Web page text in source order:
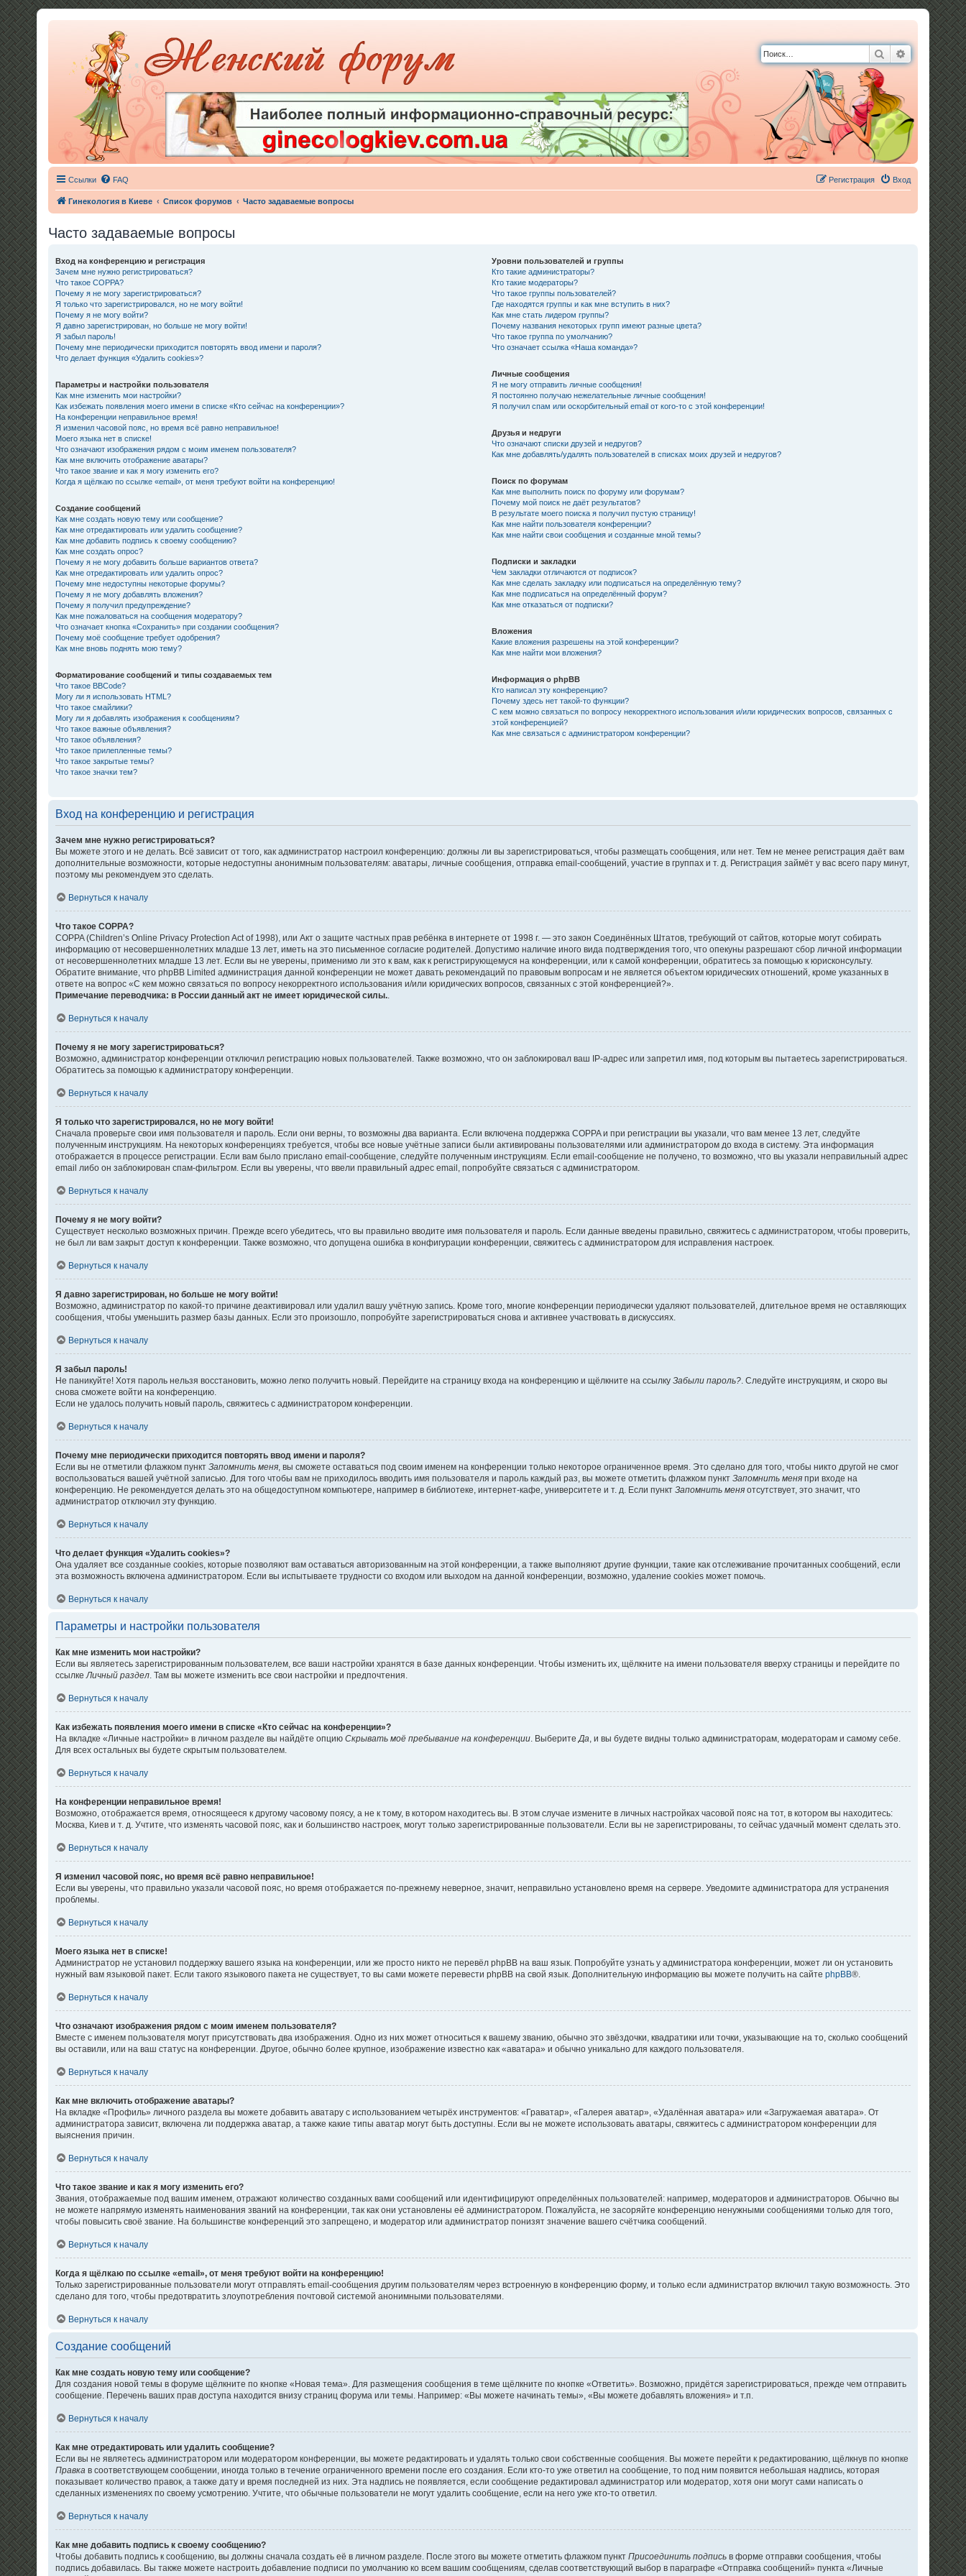
Поиск
Ссылки FAQ Вход
Регистрация
Гинекология в Киеве Список форумов Часто задаваемые вопросы
Часто задаваемые вопросы
Вход на конференцию и регистрация
Зачем мне нужно регистрироваться?
Что такое COPPA?
Почему я не могу зарегистрироваться?
Я только что зарегистрировался, но не могу войти!
Почему я не могу войти?
Я давно зарегистрирован, но больше не могу войти!
Я забыл пароль!
Почему мне периодически приходится повторять ввод имени и пароля?
Что делает функция «Удалить cookies»?
Параметры и настройки пользователя
Как мне изменить мои настройки?
Как избежать появления моего имени в списке «Кто сейчас на конференции»?
На конференции неправильное время!
Я изменил часовой пояс, но время всё равно неправильное!
Моего языка нет в списке!
Что означают изображения рядом с моим именем пользователя?
Как мне включить отображение аватары?
Что такое звание и как я могу изменить его?
Когда я щёлкаю по ссылке «email», от меня требуют войти на конференцию!
Создание сообщений
Как мне создать новую тему или сообщение?
Как мне отредактировать или удалить сообщение?
Как мне добавить подпись к своему сообщению?
Как мне создать опрос?
Почему я не могу добавить больше вариантов ответа?
Как мне отредактировать или удалить опрос?
Почему мне недоступны некоторые форумы?
Почему я не могу добавлять вложения?
Почему я получил предупреждение?
Как мне пожаловаться на сообщения модератору?
Что означает кнопка «Сохранить» при создании сообщения?
Почему моё сообщение требует одобрения?
Как мне вновь поднять мою тему?
Форматирование сообщений и типы создаваемых тем
Что такое BBCode?
Могу ли я использовать HTML?
Что такое смайлики?
Могу ли я добавлять изображения к сообщениям?
Что такое важные объявления?
Что такое объявления?
Что такое прилепленные темы?
Что такое закрытые темы?
Что такое значки тем?
Уровни пользователей и группы
Кто такие администраторы?
Кто такие модераторы?
Что такое группы пользователей?
Где находятся группы и как мне вступить в них?
Как мне стать лидером группы?
Почему названия некоторых групп имеют разные цвета?
Что такое группа по умолчанию?
Что означает ссылка «Наша команда»?
Личные сообщения
Я не могу отправить личные сообщения!
Я постоянно получаю нежелательные личные сообщения!
Я получил спам или оскорбительный email от кого-то с этой конференции!
Друзья и недруги
Что означают списки друзей и недругов?
Как мне добавлять/удалять пользователей в списках моих друзей и недругов?
Поиск по форумам
Как мне выполнить поиск по форуму или форумам?
Почему мой поиск не даёт результатов?
В результате моего поиска я получил пустую страницу!
Как мне найти пользователя конференции?
Как мне найти свои сообщения и созданные мной темы?
Подписки и закладки
Чем закладки отличаются от подписок?
Как мне сделать закладку или подписаться на определённую тему?
Как мне подписаться на определённый форум?
Как мне отказаться от подписки?
Вложения
Какие вложения разрешены на этой конференции?
Как мне найти мои вложения?
Информация о phpBB
Кто написал эту конференцию?
Почему здесь нет такой-то функции?
С кем можно связаться по вопросу некорректного использования и/или юридических вопросов, связанных с
этой конференцией?
Как мне связаться с администратором конференции?
Вход на конференцию и регистрация
Зачем мне нужно регистрироваться?
Вы можете этого и не делать. Всё зависит от того, как администратор настроил конференцию: должны ли вы зарегистрироваться, чтобы размещать сообщения, или нет. Тем не менее регистрация даёт вам
дополнительные возможности, которые недоступны анонимным пользователям: аватары, личные сообщения, отправка email-сообщений, участие в группах и т. д. Регистрация займёт у вас всего пару минут,
поэтому мы рекомендуем это сделать.
Вернуться к началу
Что такое COPPA?
COPPA (Children’s Online Privacy Protection Act of 1998), или Акт о защите частных прав ребёнка в интернете от 1998 г. — это закон Соединённых Штатов, требующий от сайтов, которые могут собирать
информацию от несовершеннолетних младше 13 лет, иметь на это письменное согласие родителей. Допустимо наличие иного вида подтверждения того, что опекуны разрешают сбор личной информации
от несовершеннолетних младше 13 лет. Если вы не уверены, применимо ли это к вам, как к регистрирующемуся на конференции, или к самой конференции, обратитесь за помощью к юрисконсульту.
Обратите внимание, что phpBB Limited администрация данной конференции не может давать рекомендаций по правовым вопросам и не является объектом юридических отношений, кроме указанных в
ответе на вопрос «С кем можно связаться по вопросу некорректного использования и/или юридических вопросов, связанных с этой конференцией?».
Примечание переводчика: в России данный акт не имеет юридической силы..
Вернуться к началу
Почему я не могу зарегистрироваться?
Возможно, администратор конференции отключил регистрацию новых пользователей. Также возможно, что он заблокировал ваш IP-адрес или запретил имя, под которым вы пытаетесь зарегистрироваться.
Обратитесь за помощью к администратору конференции.
Вернуться к началу
Я только что зарегистрировался, но не могу войти!
Сначала проверьте свои имя пользователя и пароль. Если они верны, то возможны два варианта. Если включена поддержка COPPA и при регистрации вы указали, что вам менее 13 лет, следуйте
полученным инструкциям. На некоторых конференциях требуется, чтобы все новые учётные записи были активированы пользователями или администратором до входа в систему. Эта информация
отображается в процессе регистрации. Если вам было прислано email-сообщение, следуйте полученным инструкциям. Если email-сообщение не получено, то возможно, что вы указали неправильный адрес
email либо он заблокирован спам-фильтром. Если вы уверены, что ввели правильный адрес email, попробуйте связаться с администратором.
Вернуться к началу
Почему я не могу войти?
Существует несколько возможных причин. Прежде всего убедитесь, что вы правильно вводите имя пользователя и пароль. Если данные введены правильно, свяжитесь с администратором, чтобы проверить,
не был ли вам закрыт доступ к конференции. Также возможно, что допущена ошибка в конфигурации конференции, свяжитесь с администратором для исправления настроек.
Вернуться к началу
Я давно зарегистрирован, но больше не могу войти!
Возможно, администратор по какой-то причине деактивировал или удалил вашу учётную запись. Кроме того, многие конференции периодически удаляют пользователей, длительное время не оставляющих
сообщения, чтобы уменьшить размер базы данных. Если это произошло, попробуйте зарегистрироваться снова и активнее участвовать в дискуссиях.
Вернуться к началу
Я забыл пароль!
Не паникуйте! Хотя пароль нельзя восстановить, можно легко получить новый. Перейдите на страницу входа на конференцию и щёлкните на ссылкуЗабыли пароль?. Следуйте инструкциям, и скоро вы
снова сможете войти на конференцию.
Если не удалось получить новый пароль, свяжитесь с администратором конференции.
Вернуться к началу
Почему мне периодически приходится повторять ввод имени и пароля?
Если вы не отметили флажком пунктЗапомнить меня, вы сможете оставаться под своим именем на конференции только некоторое ограниченное время. Это сделано для того, чтобы никто другой не смог
воспользоваться вашей учётной записью. Для того чтобы вам не приходилось вводить имя пользователя и пароль каждый раз, вы можете отметить флажком пунктЗапомнить меня при входе на
конференцию. Не рекомендуется делать это на общедоступном компьютере, например в библиотеке, интернет-кафе, университете и т. д. Если пунктЗапомнить меня отсутствует, это значит, что
администратор отключил эту функцию.
Вернуться к началу
Что делает функция «Удалить cookies»?
Она удаляет все созданные cookies, которые позволяют вам оставаться авторизованным на этой конференции, а также выполняют другие функции, такие как отслеживание прочитанных сообщений, если
эта возможность включена администратором. Если вы испытываете трудности со входом или выходом на данной конференции, возможно, удаление cookies может помочь.
Вернуться к началу
Параметры и настройки пользователя
Как мне изменить мои настройки?
Если вы являетесь зарегистрированным пользователем, все ваши настройки хранятся в базе данных конференции. Чтобы изменить их, щёлкните на имени пользователя вверху страницы и перейдите по
ссылкеЛичный раздел. Там вы можете изменить все свои настройки и предпочтения.
Вернуться к началу
Как избежать появления моего имени в списке «Кто сейчас на конференции»?
На вкладке «Личные настройки» в личном разделе вы найдёте опциюСкрывать моё пребывание на конференции. ВыберитеДа, и вы будете видны только администраторам, модераторам и самому себе.
Для всех остальных вы будете скрытым пользователем.
Вернуться к началу
На конференции неправильное время!
Возможно, отображается время, относящееся к другому часовому поясу, а не к тому, в котором находитесь вы. В этом случае измените в личных настройках часовой пояс на тот, в котором вы находитесь:
Москва, Киев и т. д. Учтите, что изменять часовой пояс, как и большинство настроек, могут только зарегистрированные пользователи. Если вы не зарегистрированы, то сейчас удачный момент сделать это.
Вернуться к началу
Я изменил часовой пояс, но время всё равно неправильное!
Если вы уверены, что правильно указали часовой пояс, но время отображается по-прежнему неверное, значит, неправильно установлено время на сервере. Уведомите администратора для устранения
проблемы.
Вернуться к началу
Моего языка нет в списке!
Администратор не установил поддержку вашего языка на конференции, или же просто никто не перевёл phpBB на ваш язык. Попробуйте узнать у администратора конференции, может ли он установить
нужный вам языковой пакет. Если такого языкового пакета не существует, то вы сами можете перевести phpBB на свой язык. Дополнительную информацию вы можете получить на сайтеphpBB®.
Вернуться к началу
Что означают изображения рядом с моим именем пользователя?
Вместе с именем пользователя могут присутствовать два изображения. Одно из них может относиться к вашему званию, обычно это звёздочки, квадратики или точки, указывающие на то, сколько сообщений
вы оставили, или на ваш статус на конференции. Другое, обычно более крупное, изображение известно как «аватара» и обычно уникально для каждого пользователя.
Вернуться к началу
Как мне включить отображение аватары?
На вкладке «Профиль» личного раздела вы можете добавить аватару с использованием четырёх инструментов: «Граватар», «Галерея аватар», «Удалённая аватара» или «Загружаемая аватара». От
администратора зависит, включена ли поддержка аватар, а также какие типы аватар могут быть доступны. Если вы не можете использовать аватары, свяжитесь с администратором конференции для
выяснения причин.
Вернуться к началу
Что такое звание и как я могу изменить его?
Звания, отображаемые под вашим именем, отражают количество созданных вами сообщений или идентифицируют определённых пользователей: например, модераторов и администраторов. Обычно вы
не можете напрямую изменять наименования званий на конференции, так как они установлены её администратором. Пожалуйста, не засоряйте конференцию ненужными сообщениями только для того,
чтобы повысить своё звание. На большинстве конференций это запрещено, и модератор или администратор понизят значение вашего счётчика сообщений.
Вернуться к началу
Когда я щёлкаю по ссылке «email», от меня требуют войти на конференцию!
Только зарегистрированные пользователи могут отправлять email-сообщения другим пользователям через встроенную в конференцию форму, и только если администратор включил такую возможность. Это
сделано для того, чтобы предотвратить злоупотребления почтовой системой анонимными пользователями.
Вернуться к началу
Создание сообщений
Как мне создать новую тему или сообщение?
Для создания новой темы в форуме щёлкните по кнопке «Новая тема». Для размещения сообщения в теме щёлкните по кнопке «Ответить». Возможно, придётся зарегистрироваться, прежде чем отправить
сообщение. Перечень ваших прав доступа находится внизу страниц форума или темы. Например: «Вы можете начинать темы», «Вы можете добавлять вложения» и т.п.
Вернуться к началу
Как мне отредактировать или удалить сообщение?
Если вы не являетесь администратором или модератором конференции, вы можете редактировать и удалять только свои собственные сообщения. Вы можете перейти к редактированию, щёлкнув по кнопке
Правка в соответствующем сообщении, иногда только в течение ограниченного времени после его создания. Если кто-то уже ответил на сообщение, то под ним появится небольшая надпись, которая
показывает количество правок, а также дату и время последней из них. Эта надпись не появляется, если сообщение редактировал администратор или модератор, хотя они могут сами написать о
сделанных изменениях по своему усмотрению. Учтите, что обычные пользователи не могут удалить сообщение, если на него уже кто-то ответил.
Вернуться к началу
Как мне добавить подпись к своему сообщению?
Чтобы добавить подпись к сообщению, вы должны сначала создать её в личном разделе. После этого вы можете отметить флажком пунктПрисоединить подпись в форме отправки сообщения, чтобы
подпись добавилась. Вы также можете настроить добавление подписи по умолчанию ко всем вашим сообщениям, сделав соответствующий выбор в параграфе «Отправка сообщений» пункта «Личные